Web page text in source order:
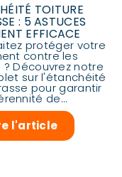
TOITURE
: 5 ASTUCES
EFFICACE
protéger votre
contre les
Découvrez notre
sur l'étanchéité
pour garantir
de...
l'article